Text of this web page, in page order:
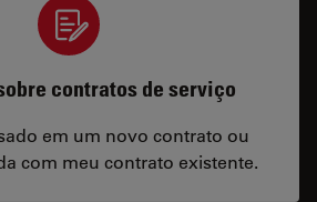
contratos de serviço
em um novo contrato ou
com meu contrato existente.